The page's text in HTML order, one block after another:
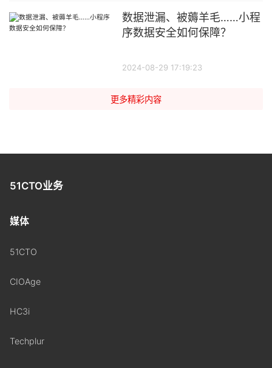
数据泄漏、被薅羊毛……小程
序数据安全如何保障？
2024-08-29 17:19:23
更多精彩内容
51CTO业务
媒体
51CTO
CIOAge
HC3i
Techplur